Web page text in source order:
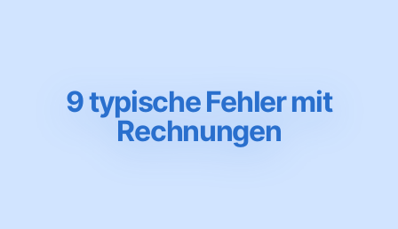
9 typische Fehler mit
Rechnungen